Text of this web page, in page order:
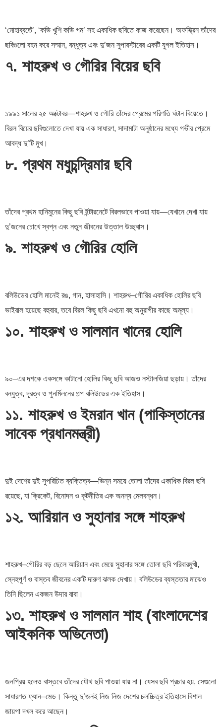
‘মোহাব্বতেঁ’, ‘কভি খুশি কভি গম’ সহ একাধিক ছবিতে কাজ করেছেন। অফস্ক্রিন তাঁদের
ছবিগুলো বহন করে সম্মান, বন্ধুত্ব এবং দু’জন সুপারস্টারের একটি যুগল ইতিহাস।
৭. শাহরুখ ও গৌরির বিয়ের ছবি
১৯৯১ সালের ২৫ অক্টোবর—শাহরুখ ও গৌরি তাঁদের প্রেমের পরিণতি ঘটান বিয়েতে।
বিরল বিয়ের ছবিগুলোতে দেখা যায় এক সাধারণ, সাদামাটা অনুষ্ঠানের মধ্যে গভীর প্রেমে
আবদ্ধ দু’টি মুখ।
৮. প্রথম মধুচন্দ্রিমার ছবি
তাঁদের প্রথম হানিমুনের কিছু ছবি ইন্টারনেটে বিরলভাবে পাওয়া যায়—যেখানে দেখা যায়
দু’জনের চোখে স্বপ্ন এবং নতুন জীবনের উত্তাল উচ্ছ্বাস।
৯. শাহরুখ ও গৌরির হোলি
বলিউডের হোলি মানেই রঙ, গান, হাসাহাসি। শাহরুখ–গৌরির একাধিক হোলির ছবি
ভাইরাল হয়েছে বহুবার, তবে বিরল কিছু ছবি এখনো বহু অনুরাগীর কাছে অমূল্য।
১০. শাহরুখ ও সালমান খানের হোলি
৯০–এর দশকে একসঙ্গে কাটানো হোলির কিছু ছবি আজও নস্টালজিয়া ছড়ায়। তাঁদের
বন্ধুত্ব, দূরত্ব ও পুনর্মিলনের গল্প বলিউডের এক ইতিহাস।
১১. শাহরুখ ও ইমরান খান (পাকিস্তানের
সাবেক প্রধানমন্ত্রী)
দুই দেশের দুই সুপরিচিত ব্যক্তিত্ব—ভিন্ন সময়ে তোলা তাঁদের একাধিক বিরল ছবি
রয়েছে, যা ক্রিকেট, বিনোদন ও কূটনীতির এক অনন্য মেলবন্ধন।
১২. আরিয়ান ও সুহানার সঙ্গে শাহরুখ
শাহরুখ–গৌরির বড় ছেলে আরিয়ান এবং মেয়ে সুহানার সঙ্গে তোলা ছবি পরিবারমুখী,
স্নেহপূর্ণ ও বাস্তব জীবনের একটি দারুণ ঝলক দেখায়। বলিউডের ব্যস্ততার মাঝেও
তিনি ছিলেন একজন উদার বাবা।
১৩. শাহরুখ ও সালমান শাহ (বাংলাদেশের
আইকনিক অভিনেতা)
জনপ্রিয় হলেও বাস্তবে তাঁদের যৌথ ছবি পাওয়া যায় না। যেসব ছবি প্রচার হয়, সেগুলো
সাধারণত ফ্যান–মেড। কিন্তু দু’জনই নিজ নিজ দেশের চলচ্চিত্র ইতিহাসে বিশাল
জায়গা দখল করে আছেন।